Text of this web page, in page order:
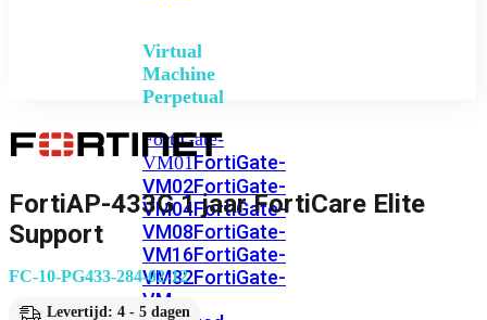
Virtual
Machine
Perpetual
FortiGate-
VM01FortiGate-
VM02FortiGate-
VM04FortiGate-
VM08FortiGate-
VM16FortiGate-
VM32FortiGate-
VM
FortiAP-433G 1 jaar FortiCare Elite
Support
FC-10-PG433-284-02-12
Levertijd: 4 - 5 dagen